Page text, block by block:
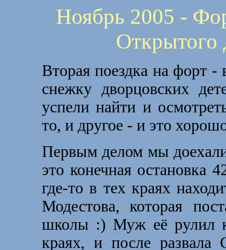
Ноябрь 2005 -
Открытого
Вторая поездка на форт -
снежку дворцовских
успели найти и
то, и другое - и это
Первым делом мы
это конечная остановка
где-то в тех краях
Модестова, которая
школы :) Муж её рулил
краях, и после развала